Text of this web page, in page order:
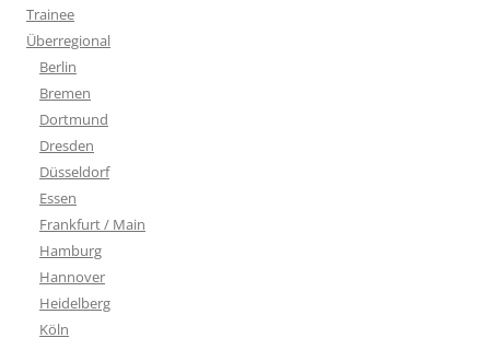
Trainee
Überregional
Berlin
Bremen
Dortmund
Dresden
Düsseldorf
Essen
Frankfurt / Main
Hamburg
Hannover
Heidelberg
Köln